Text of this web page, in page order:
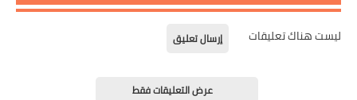
ليست هناك تعليقات إرسال تعليق
عرض التعليقات فقط